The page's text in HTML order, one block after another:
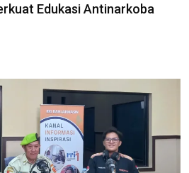
Edukasi Antinarkoba